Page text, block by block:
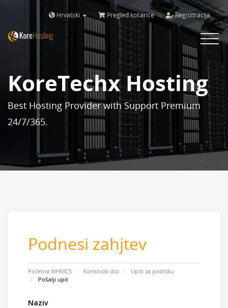
Hrvatski Pregled košarice Registtracija
Toggle
KoreTechx Hosting
Best Hosting Provider with Support Premium
24/7/365.
Podnesi zahjtev
Početna WHMCS Korisnički dio
Upiti za podršku
Pošalji upit
Naziv